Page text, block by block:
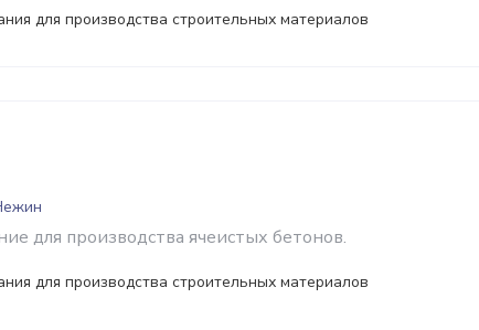
для производства строительных материалов
для производства ячеистых бетонов.
для производства строительных материалов